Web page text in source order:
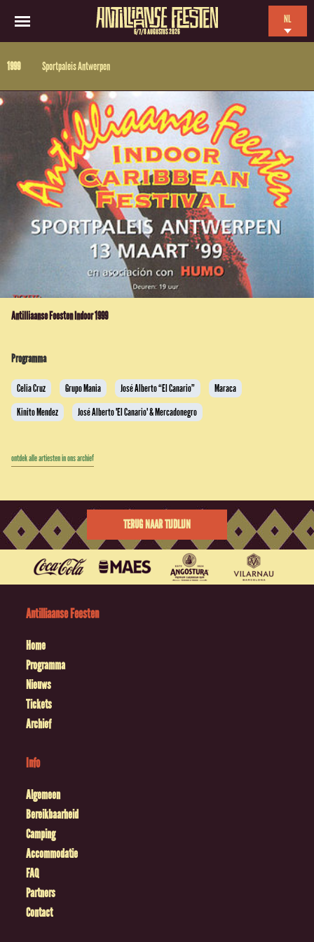
6/7/8 AUGUSTUS 2026
NL
1999 Sportpaleis Antwerpen
Antilliaanse Feesten Indoor 1999
Programma
Celia Cruz Grupo Mania José Alberto “El Canario”
Maraca
Kinito Mendez
José Alberto 'El Canario' & Mercadonegro
ontdek alle artiesten in ons archief
TERUG NAAR TIJDLIJN
Antilliaanse Feesten
Home
Programma
Nieuws
Tickets
Archief
Info
Algemeen
Bereikbaarheid
Camping
Accommodatie
FAQ
Partners
Contact